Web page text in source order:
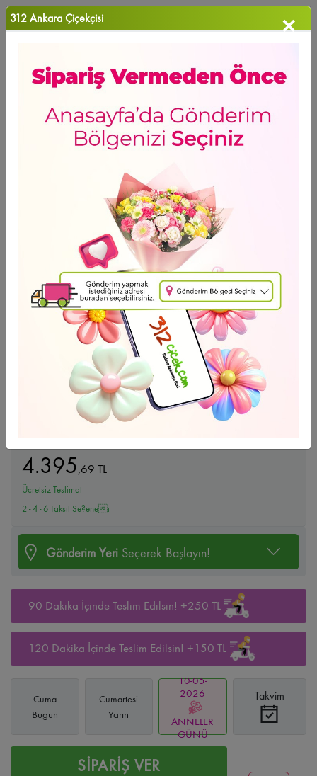
Anasayfa>Orkide Sevgisi
GÜNÜN FIRSATI
4.395,69 TL
Ücretsiz Teslimat
2 - 4 - 6 Taksit Se?enei
Gönderim Yeri Seçerek Başlayın!
90 Dakika İçinde Teslim Edilsin! +250 TL
120 Dakika İçinde Teslim Edilsin! +150 TL
Cuma
Bugün
Cumartesi
Yarın
10-05-
2026
ANNELER
GÜNÜ
Takvim
SİPARİŞ VER
312 Ankara Çiçekçisi ×